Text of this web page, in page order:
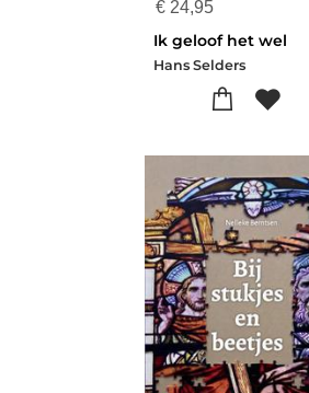
€ 24,95
Ik geloof het wel
Hans Selders